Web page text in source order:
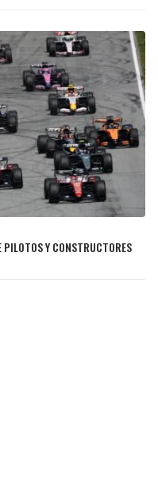
PILOTOS Y CONSTRUCTORES